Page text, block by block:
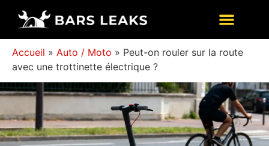
Accueil » Auto / Moto » Peut-on rouler sur la route
avec une trottinette électrique ?